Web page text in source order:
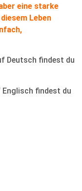
eine starke
Leben
Deutsch findest du
Englisch findest du